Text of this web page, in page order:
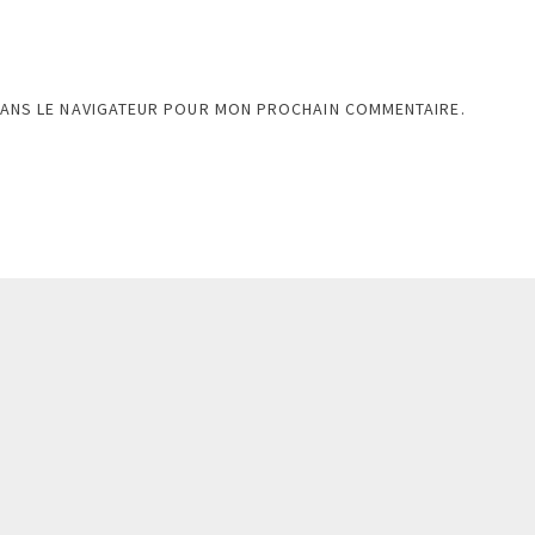
LE NAVIGATEUR POUR MON PROCHAIN COMMENTAIRE.